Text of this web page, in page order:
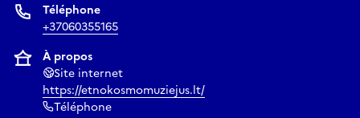
Téléphone
+37060355165
À propos
Site internet
https://etnokosmomuziejus.lt/
Téléphone